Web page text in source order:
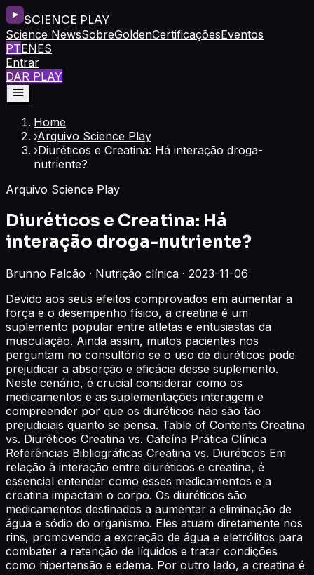
SCIENCE PLAY
Science NewsSobreGoldenCertificaçõesEventos
PTENES
Entrar
DAR PLAY
Home
›Arquivo Science Play
›Diuréticos e Creatina: Há interação droga-
nutriente?
Arquivo Science Play
Diuréticos e Creatina: Há
interação droga-nutriente?
Brunno Falcão · Nutrição clínica · 2023-11-06
Devido aos seus efeitos comprovados em aumentar a
força e o desempenho físico, a creatina é um
suplemento popular entre atletas e entusiastas da
musculação. Ainda assim, muitos pacientes nos
perguntam no consultório se o uso de diuréticos pode
prejudicar a absorção e eficácia desse suplemento.
Neste cenário, é crucial considerar como os
medicamentos e as suplementações interagem e
compreender por que os diuréticos não são tão
prejudiciais quanto se pensa. Table of Contents Creatina
vs. Diuréticos Creatina vs. Cafeína Prática Clínica
Referências Bibliográficas Creatina vs. Diuréticos Em
relação à interação entre diuréticos e creatina, é
essencial entender como esses medicamentos e a
creatina impactam o corpo. Os diuréticos são
medicamentos destinados a aumentar a eliminação de
água e sódio do organismo. Eles atuam diretamente nos
rins, promovendo a excreção de água e eletrólitos para
combater a retenção de líquidos e tratar condições
como hipertensão e edema. Por outro lado, a creatina é